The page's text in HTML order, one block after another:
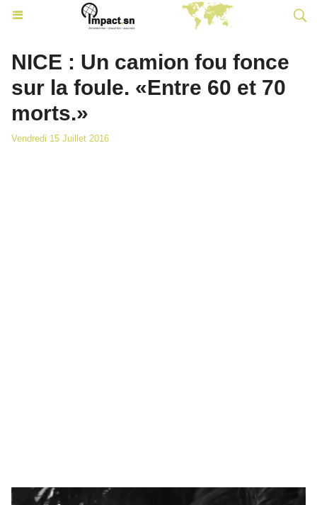
NICE : Un camion fou fonce
sur la foule. «Entre 60 et 70
morts.»
Vendredi 15 Juillet 2016